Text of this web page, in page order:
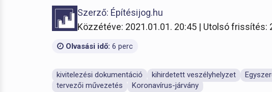
Szerző: Építésijog.hu
Közzétéve: 2021.01.01. 20:45 | Utolsó frissítés:
Olvasási idő: 6 perc
kivitelezési dokumentáció kihirdetett veszélyhelyzet
tervezői művezetés
Koronavírus-járvány